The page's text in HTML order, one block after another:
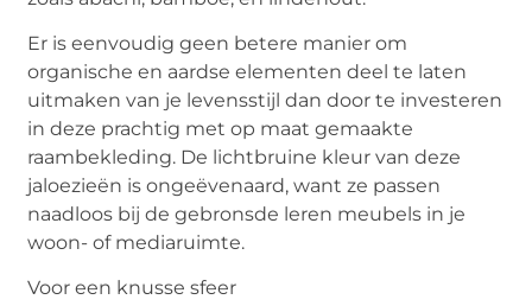
Er is eenvoudig geen betere manier om
organische en aardse elementen deel te laten
uitmaken van je levensstijl dan door te investeren
in deze prachtig met op maat gemaakte
raambekleding. De lichtbruine kleur van deze
jaloezieën is ongeëvenaard, want ze passen
naadloos bij de gebronsde leren meubels in je
woon- of mediaruimte.
Voor een knusse sfeer